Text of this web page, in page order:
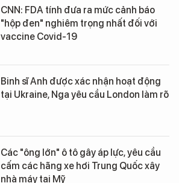
CNN: FDA tính đưa ra mức cảnh báo
"hộp đen" nghiêm trọng nhất đối với
vaccine Covid-19
Binh sĩ Anh được xác nhận hoạt động
tại Ukraine, Nga yêu cầu London làm rõ
Các "ông lớn" ô tô gây áp lực, yêu cầu
cấm các hãng xe hơi Trung Quốc xây
nhà máy tại Mỹ